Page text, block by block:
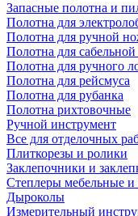
Запасные полотна и
Полотна для
Полотна для ручной
Полотна для
Полотна для ручного
Полотна для рейсмуса
Полотна для рубанка
Полотна рихтовочные
Ручной инструмент
Все для отделочных
Плиткорезы и ролики
Заклепочники и
Степлеры мебельные и
Дыроколы
Измерительный